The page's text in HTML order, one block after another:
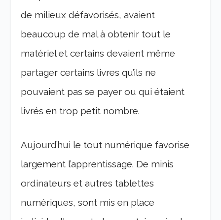
de milieux défavorisés, avaient
beaucoup de mal à obtenir tout le
matériel et certains devaient même
partager certains livres qu’ils ne
pouvaient pas se payer ou qui étaient
livrés en trop petit nombre.
Aujourd’hui le tout numérique favorise
largement l’apprentissage. De minis
ordinateurs et autres tablettes
numériques, sont mis en place